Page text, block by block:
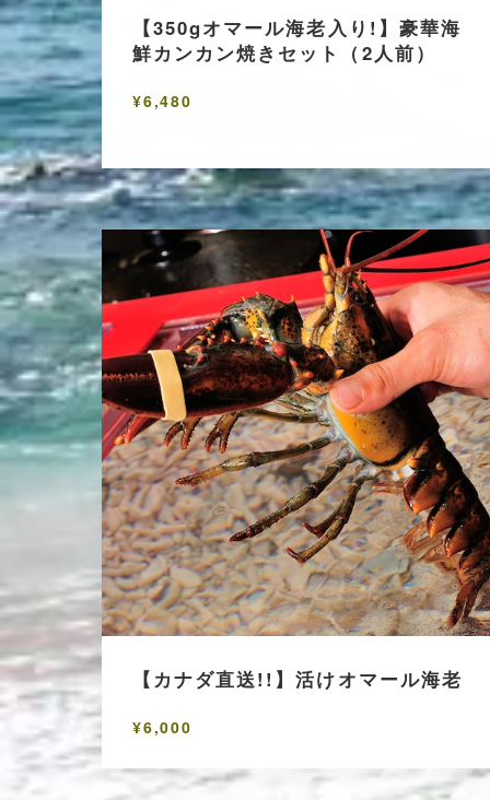
【350gオマール海老入り!】豪華海
鮮カンカン焼きセット（2人前）
¥6,480
【カナダ直送!!】活けオマール海老
¥6,000